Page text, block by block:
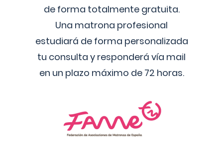
de forma totalmente gratuita.
Una matrona profesional
estudiará de forma personalizada
tu consulta y responderá vía mail
en un plazo máximo de 72 horas.